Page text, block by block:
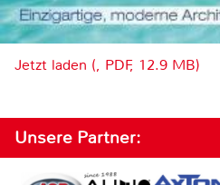
Jetzt laden (, PDF, 12.9 MB)
Unsere Partner: